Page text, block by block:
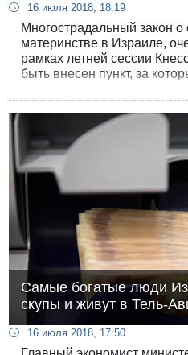
16 июля 2018, 18:19
Многострадальный закон о
материнстве в Израиле,
рамках летней сессии
быть внесен пункт, за
Самые богатые люди
скупы и живут в Тель-
16 июля 2018, 17:50